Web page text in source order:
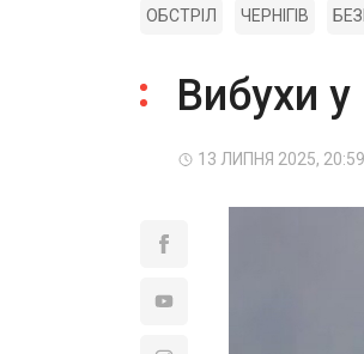
ОБСТРІЛ ЧЕРНІГІВ
Вибухи
13 ЛИПНЯ 2025, 20:59